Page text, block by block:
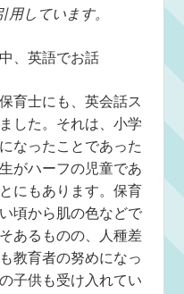
用しています。
、英語でお話
育士にも、英会話ス
した。それは、小学
なったことであった
がハーフの児童であ
にもあります。保育
頃から肌の色などで
あるものの、人種差
教育者の努めになっ
子供も受け入れてい